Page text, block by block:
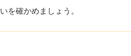
を確かめましょう。